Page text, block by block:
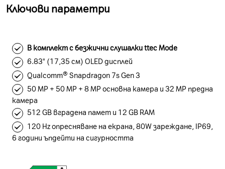
Ключови параметри
В комплект с безжични слушалки ttec Mode
6.83" (17,35 см) OLED дисплей
Qualcomm® Snapdragon 7s Gen 3
50 MP + 50 MP + 8 MP основна камера и 32 MP предна
камера
512 GB вградена памет и 12 GB RAM
120 Hz опресняване на екрана, 80W зареждане, IP69,
6 години ъпдейти на сигурността